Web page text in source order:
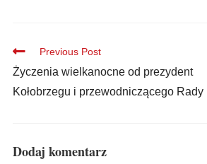
Previous Post
Życzenia wielkanocne od prezydent
Kołobrzegu i przewodniczącego Rady
Dodaj komentarz